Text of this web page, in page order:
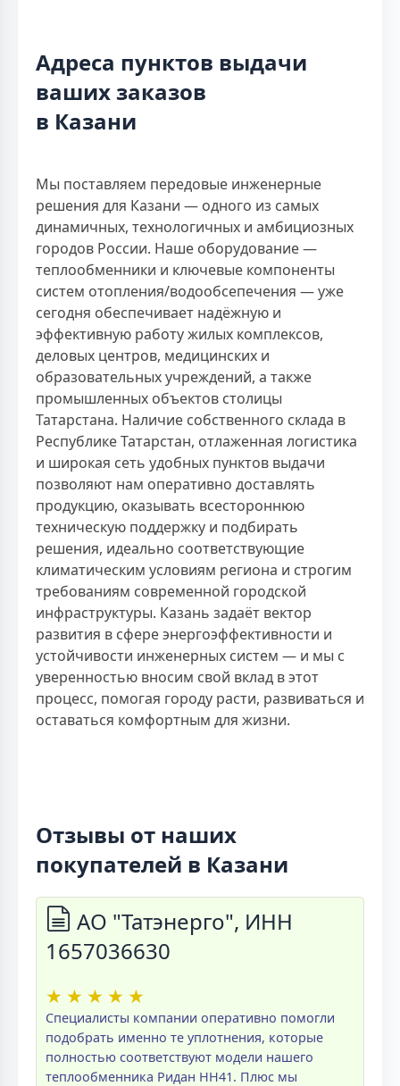
Адреса пунктов выдачи
ваших заказов
в Казани
Мы поставляем передовые инженерные
решения для Казани — одного из самых
динамичных, технологичных и амбициозных
городов России. Наше оборудование —
теплообменники и ключевые компоненты
систем отопления/водообсепечения — уже
сегодня обеспечивает надёжную и
эффективную работу жилых комплексов,
деловых центров, медицинских и
образовательных учреждений, а также
промышленных объектов столицы
Татарстана. Наличие собственного склада в
Республике Татарстан, отлаженная логистика
и широкая сеть удобных пунктов выдачи
позволяют нам оперативно доставлять
продукцию, оказывать всестороннюю
техническую поддержку и подбирать
решения, идеально соответствующие
климатическим условиям региона и строгим
требованиям современной городской
инфраструктуры. Казань задаёт вектор
развития в сфере энергоэффективности и
устойчивости инженерных систем — и мы с
уверенностью вносим свой вклад в этот
процесс, помогая городу расти, развиваться и
оставаться комфортным для жизни.
Отзывы от наших
покупателей в Казани
АО "Татэнерго", ИНН
1657036630
★ ★ ★ ★ ★
Специалисты компании оперативно помогли
подобрать именно те уплотнения, которые
полностью соответствуют модели нашего
теплообменника Ридан НН41. Плюс мы